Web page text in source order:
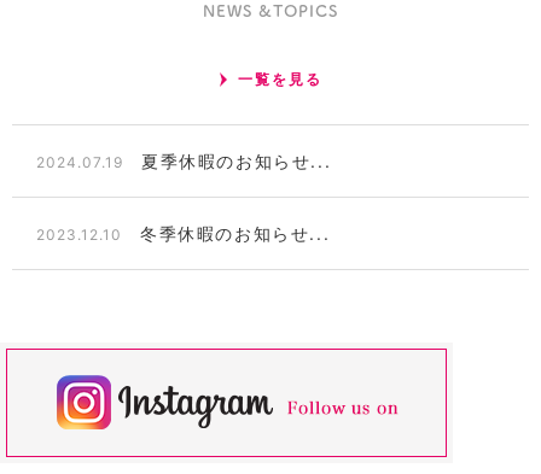
NEWS &TOPICS
一覧を見る
2024.07.19 夏季休暇のお知らせ...
2023.12.10 冬季休暇のお知らせ...